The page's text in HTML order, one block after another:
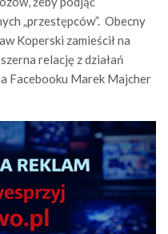
„przestępców”. Obecny
Koperski zamieścił na
relację z działań
Facebooku Marek Majcher